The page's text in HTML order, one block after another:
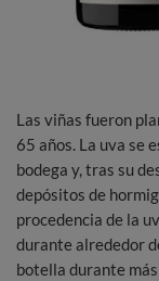
Las viñas fueron
65 años. La uva se
bodega y, tras su
depósitos de
procedencia de la
durante alrededor
botella durante